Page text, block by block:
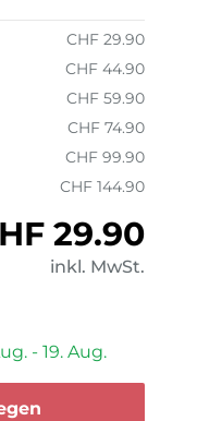
CHF 29.90
CHF 44.90
CHF 59.90
CHF 74.90
CHF 99.90
CHF 144.90
29.90
inkl. MwSt.
- 19. Aug.